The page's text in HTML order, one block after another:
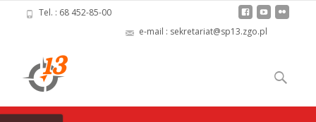
Tel. : 68 452-85-00
e-mail : sekretariat@sp13.zgo.pl
to
content
Szukaj: